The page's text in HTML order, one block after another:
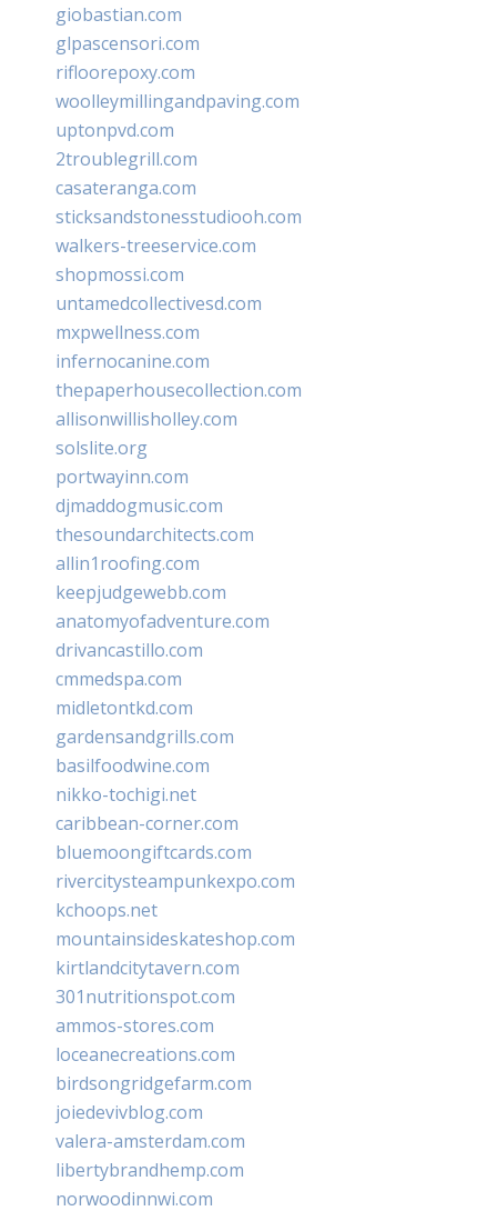
giobastian.com
glpascensori.com
rifloorepoxy.com
woolleymillingandpaving.com
uptonpvd.com
2troublegrill.com
casateranga.com
sticksandstonesstudiooh.com
walkers-treeservice.com
shopmossi.com
untamedcollectivesd.com
mxpwellness.com
infernocanine.com
thepaperhousecollection.com
allisonwillisholley.com
solslite.org
portwayinn.com
djmaddogmusic.com
thesoundarchitects.com
allin1roofing.com
keepjudgewebb.com
anatomyofadventure.com
drivancastillo.com
cmmedspa.com
midletontkd.com
gardensandgrills.com
basilfoodwine.com
nikko-tochigi.net
caribbean-corner.com
bluemoongiftcards.com
rivercitysteampunkexpo.com
kchoops.net
mountainsideskateshop.com
kirtlandcitytavern.com
301nutritionspot.com
ammos-stores.com
loceanecreations.com
birdsongridgefarm.com
joiedevivblog.com
valera-amsterdam.com
libertybrandhemp.com
norwoodinnwi.com